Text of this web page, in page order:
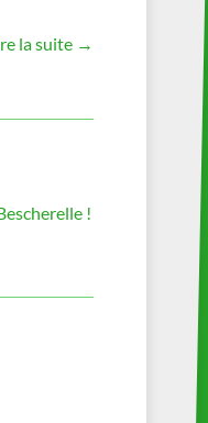
la suite →
!